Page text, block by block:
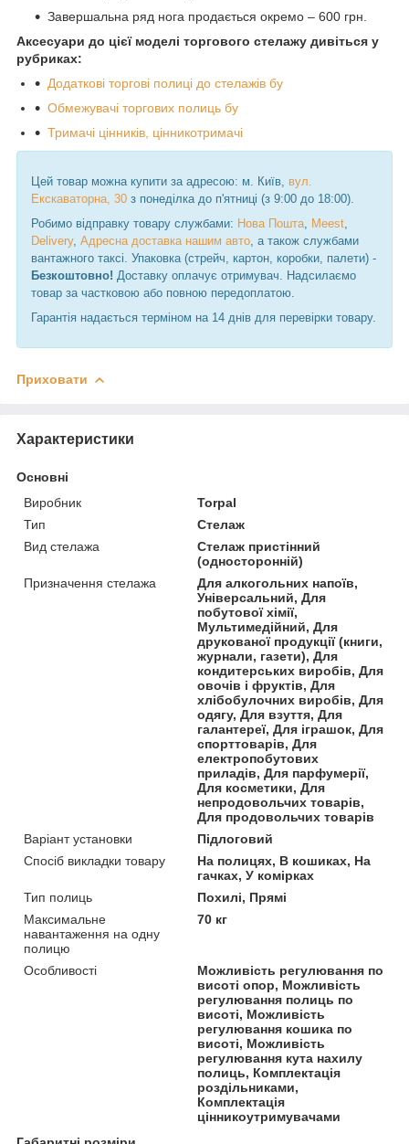
Завершальна ряд нога продається окремо – 600 грн.
Аксесуари до цієї моделі торгового стелажу дивіться у
рубриках:
Додаткові торгові полиці до стелажів бу
Обмежувачі торгових полиць бу
Тримачі цінників, цінникотримачі
Цей товар можна купити за адресою: м. Київ, вул.
Екскаваторна, 30 з понеділка до п'ятниці (з 9:00 до 18:00).
Робимо відправку товару службами: Нова Пошта Meest
Delivery, Адресна доставка нашим авто , а також службами
вантажного таксі. Упаковка (стрейч, картон, коробки, палети) -
Безкоштовно! Доставку оплачує отримувач. Надсилаємо
товар за частковою або повною передоплатою.
Гарантія надається терміном на 14 днів для перевірки товару.
Приховати
Характеристики
Основні
Виробник
Torpal
Тип
Стелаж
Вид стелажа
Стелаж пристінний
(односторонній)
Призначення стелажа
Для алкогольних напоїв,
Універсальний, Для
побутової хімії,
Мультимедійний, Для
друкованої продукції (книги,
журнали, газети), Для
кондитерських виробів, Для
овочів і фруктів, Для
хлібобулочних виробів, Для
одягу, Для взуття, Для
галантереї, Для іграшок, Для
спорттоварів, Для
електропобутових
приладів, Для парфумерії,
Для косметики, Для
непродовольчих товарів,
Для продовольчих товарів
Варіант установки
Підлоговий
Спосіб викладки товару
На полицях, В кошиках, На
гачках, У комірках
Тип полиць
Похилі, Прямі
Максимальне
навантаження на одну
полицю
70 кг
Особливості
Можливість регулювання по
висоті опор, Можливість
регулювання полиць по
висоті, Можливість
регулювання кошика по
висоті, Можливість
регулювання кута нахилу
полиць, Комплектація
роздільниками,
Комплектація
цінникоутримувачами